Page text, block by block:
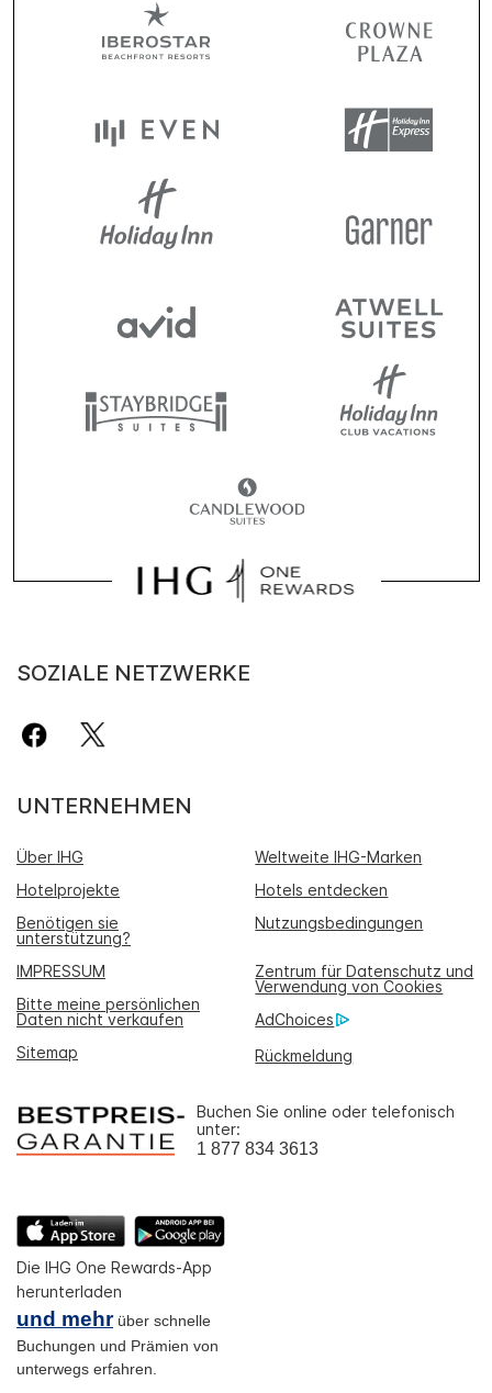
SOZIALE NETZWERKE
UNTERNEHMEN
Über IHG
Weltweite IHG-Marken
Hotelprojekte
Hotels entdecken
Benötigen sie
unterstützung?
Nutzungsbedingungen
IMPRESSUM
Zentrum für Datenschutz und
Verwendung von Cookies
Bitte meine persönlichen
Daten nicht verkaufen
AdChoices
Sitemap
Rückmeldung
Buchen Sie online oder telefonisch
unter:
1 877 834 3613
Die IHG One Rewards-App
herunterladen
und mehrüber schnelle
Buchungen und Prämien von
unterwegs erfahren.